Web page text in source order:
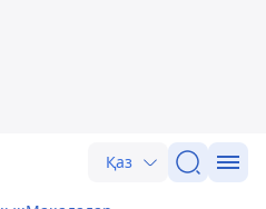
Қаз